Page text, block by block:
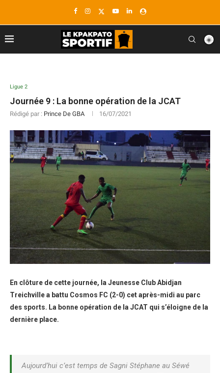
Ligue 2
Journée 9 : La bonne opération de la JCAT
Rédigé par : Prince De GBA 16/07/2021
En clôture de cette journée, la Jeunesse Club Abidjan
Treichville a battu Cosmos FC (2-0) cet après-midi au parc
des sports. La bonne opération de la JCAT qui s’éloigne de la
dernière place.
Aujourd’hui c’est temps de Sagni Stéphane au Séwé